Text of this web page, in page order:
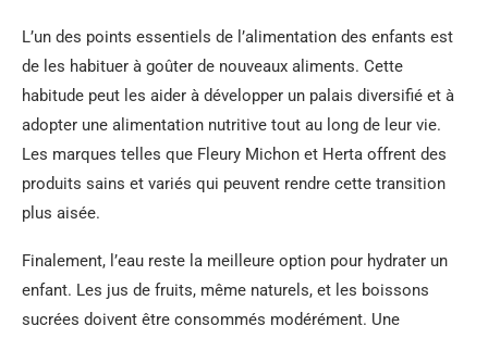
L’un des points essentiels de l’alimentation des enfants est
de les habituer à goûter de nouveaux aliments. Cette
habitude peut les aider à développer un palais diversifié et à
adopter une alimentation nutritive tout au long de leur vie.
Les marques telles que Fleury Michon et Herta offrent des
produits sains et variés qui peuvent rendre cette transition
plus aisée.
Finalement, l’eau reste la meilleure option pour hydrater un
enfant. Les jus de fruits, même naturels, et les boissons
sucrées doivent être consommés modérément. Une